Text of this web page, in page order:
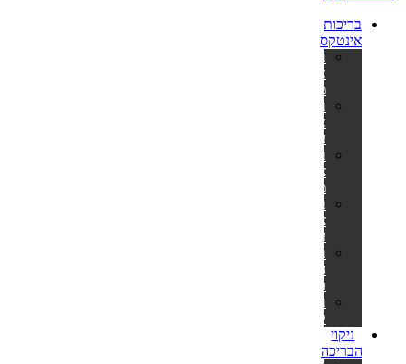
בריכות
אינטקס
בריכות
אולטרה
מלבניות
בריכות
אולטרה
עגולות
בריכות
צינורות
מלבניות
בריכות
צינורות
עגולות
בריכות
הכל
כלול
בריכות
קערה
ניקוי
הבריכה